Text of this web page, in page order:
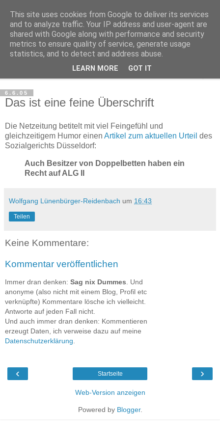
Haltungsturnen
Niveau sieht nur von unten aus wie Arroganz.
6.6.05
Das ist eine feine Überschrift
Die Netzeitung betitelt mit viel Feingefühl und
gleichzeitigem Humor einen Artikel zum aktuellen Urteil des
Sozialgerichts Düsseldorf:
Auch Besitzer von Doppelbetten haben ein
Recht auf ALG II
Wolfgang Lünenbürger-Reidenbach um 16:43
Teilen
Keine Kommentare:
Kommentar veröffentlichen
Immer dran denken: Sag nix Dummes . Und
anonyme (also nicht mit einem Blog, Profil etc
verknüpfte) Kommentare lösche ich vielleicht.
Antworte auf jeden Fall nicht.
Und auch immer dran denken: Kommentieren
erzeugt Daten, ich verweise dazu auf meine
Datenschutzerklärung
‹ ›
Startseite
Web-Version anzeigen
Powered by Blogger.
This site uses cookies from Google to deliver its services
and to analyze traffic. Your IP address and user-agent are
shared with Google along with performance and security
metrics to ensure quality of service, generate usage
statistics, and to detect and address abuse.
LEARN MORE GOT IT